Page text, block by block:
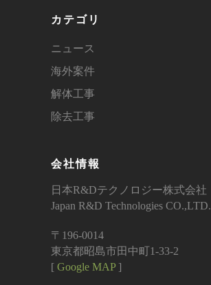
カテゴリ
ニュース
海外案件
解体工事
除去工事
会社情報
日本R&Dテクノロジー株式会社
Japan R&D Technologies CO.,LTD.
〒196-0014
東京都昭島市田中町1-33-2
[ Google MAP]